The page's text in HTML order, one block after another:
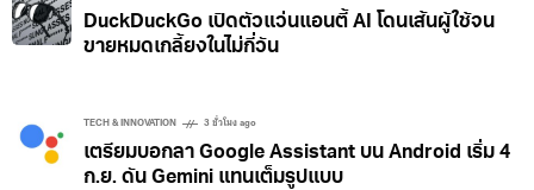
DuckDuckGo เปิดตัวแว่นแอนตี้ AI โดนเส้นผู้ใช้จน
ขายหมดเกลี้ยงในไม่กี่วัน
TECH & INNOVATION 3 ชั่วโมง ago
เตรียมบอกลา Google Assistant บน Android เริ่ม 4
ก.ย. ดัน Gemini แทนเต็มรูปแบบ